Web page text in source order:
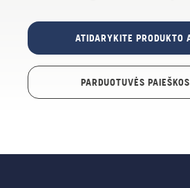
ATIDARYKITE PRODUKTO
PARDUOTUVĖS